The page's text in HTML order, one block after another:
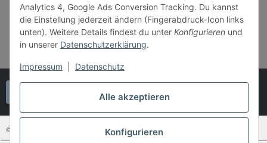
Alle akzeptieren
Konfigurieren
Analytics 4, Google Ads Conversion Tracking. Du kannst
die Einstellung jederzeit ändern (Fingerabdruck-Icon links
unten). Weitere Details findest du unter Konfigurieren und
in unserer Datenschutzerklärung.
Impressum Datenschutz
© Bender & Lipkowski GbR - Brettspiel-Paradies